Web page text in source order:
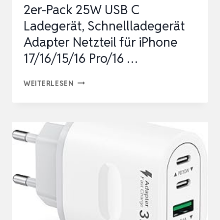
MIT
SCHNELLLADEKABEL
2M
FÜ…
2er-Pack 25W USB C
Ladegerät, Schnellladegerät
Adapter Netzteil für iPhone
17/16/15/16 Pro/16 …
WEITERLESEN 2ER-
USB
SCHNELLLADEGERÄT